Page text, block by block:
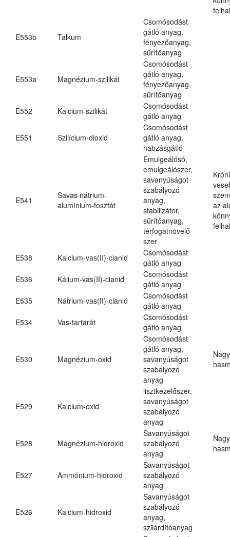
E553b Talkum
Csomósodást
gátló anyag,
fényezőanyag,
sűrítőanyag
E553a Magnézium-szilikát
Csomósodást
gátló anyag,
fényezőanyag,
sűrítőanyag
E552
Kalcium-szilikát
Csomósodást
gátló anyag
E551 Szilícium-dioxid
Csomósodást
gátló anyag,
habzásgátló
E541
Savas nátrium-
alumínium-foszfát
Emulgeálósó,
emulgeálószer,
savanyúságot
szabályozó
anyag,
stabilizátor,
sűrítőanyag,
térfogatnövelő
szer
az
E538 Kalcium-vas(II)-cianid
Csomósodást
gátló anyag
E536
Kálium-vas(II)-cianid
Csomósodást
gátló anyag
E535
Nátrium-vas(II)-cianid
Csomósodást
gátló anyag
E534
Vas-tartarát
Csomósodást
gátló anyag
E530 Magnézium-oxid
Csomósodást
gátló anyag,
savanyúságot
szabályozó
anyag
E529 Kalcium-oxid
lisztkezelőszer,
savanyúságot
szabályozó
anyag
E528 Magnézium-hidroxid
Savanyúságot
szabályozó
anyag
E527 Ammónium-hidroxid
Savanyúságot
szabályozó
anyag
E526 Kalcium-hidroxid
Savanyúságot
szabályozó
anyag,
szilárdítóanyag